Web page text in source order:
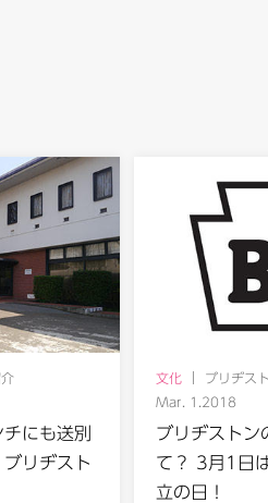
にも送別
リヂスト
ブリヂストン
て？ 3月1日
立の日！
文化
ブリヂス
Mar. 1.2018